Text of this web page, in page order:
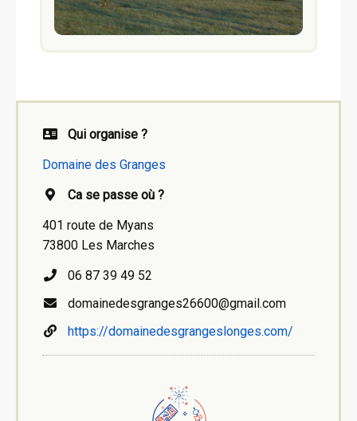
Qui organise ?
Domaine des Granges
Ca se passe où ?
401 route de Myans
73800 Les Marches
06 87 39 49 52
domainedesgranges26600@gmail.com
https://domainedesgrangeslonges.com/